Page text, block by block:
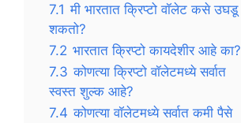
7.1 मी भारतात क्रिप्टो वॉलेट कसे उघडू
शकतो?
7.2 भारतात क्रिप्टो कायदेशीर आहे का?
7.3 कोणत्या क्रिप्टो वॉलेटमध्ये सर्वात
स्वस्त शुल्क आहे?
7.4 कोणत्या वॉलेटमध्ये सर्वात कमी पैसे